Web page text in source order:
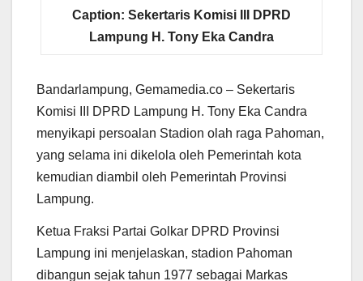
Caption: Sekertaris Komisi III DPRD
Lampung H. Tony Eka Candra
Bandarlampung, Gemamedia.co – Sekertaris
Komisi III DPRD Lampung H. Tony Eka Candra
menyikapi persoalan Stadion olah raga Pahoman,
yang selama ini dikelola oleh Pemerintah kota
kemudian diambil oleh Pemerintah Provinsi
Lampung.
Ketua Fraksi Partai Golkar DPRD Provinsi
Lampung ini menjelaskan, stadion Pahoman
dibangun sejak tahun 1977 sebagai Markas